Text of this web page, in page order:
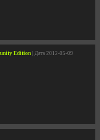
Edition | Дата 2012-05-09